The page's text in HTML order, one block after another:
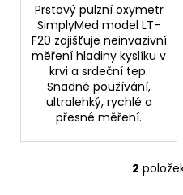
Prstový pulzní oxymetr
SimplyMed model LT-
F20 zajišťuje neinvazivní
měření hladiny kyslíku v
krvi a srdeční tep.
Snadné používání,
ultralehký, rychlé a
přesné měření.
2